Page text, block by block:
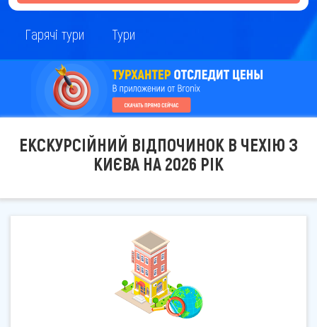
Гарячі тури Тури
ЕКСКУРСІЙНИЙ ВІДПОЧИНОК В ЧЕХІЮ З
КИЄВА НА 2026 РІК